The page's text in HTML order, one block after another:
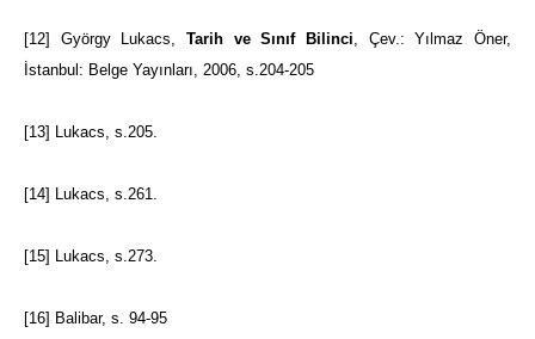
[12] György Lukacs, Tarih ve Sınıf Bilinci , Çev.: Yılmaz Öner,
İstanbul: Belge Yayınları, 2006, s.204-205
[13] Lukacs, s.205.
[14] Lukacs, s.261.
[15] Lukacs, s.273.
[16] Balibar, s. 94-95